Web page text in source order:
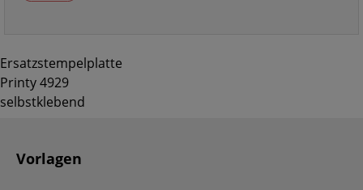
Ersatzstempelplatte
Printy 4929
selbstklebend
Vorlagen